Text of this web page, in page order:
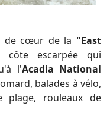
de cœur de la "East
côte escarpée qui
l'Acadia National
balades à vélo,
plage, rouleaux de